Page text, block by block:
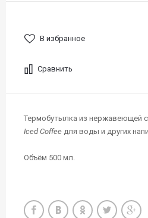
В избранное
Сравнить
Термобутылка из нержавеющей
Iced Coffee для воды и других
Объём 500 мл.